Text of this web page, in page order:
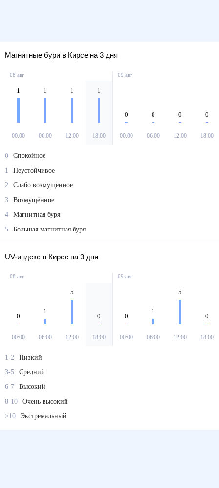
Магнитные бури в Кирсе на 3 дня
08 авг
1
00:00
1
06:00
1
12:00
1
18:00
09 авг
0
00:00
0
06:00
0
12:00
0
18:00
0
Спокойное
1
Неустойчивое
2
Слабо возмущённое
3
Возмущённое
4
Магнитная буря
5
Большая магнитная буря
UV-индекс в Кирсе на 3 дня
08 авг
0
00:00
1
06:00
5
12:00
0
18:00
09 авг
0
00:00
1
06:00
5
12:00
0
18:00
1-2
Низкий
3-5
Средний
6-7
Высокий
8-10
Очень высокий
>10
Экстремальный